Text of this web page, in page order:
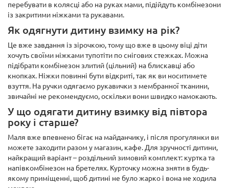
перебувати в колясці або на руках мами, підійдуть комбінезони
із закритими ніжками та рукавами.
Як одягнути дитину взимку на рік?
Це вже завдання із зірочкою, тому що вже в цьому віці діти
хочуть своїми ніжками тупотіти по снігових стежках. Можна
підібрати комбінезон злитий (цільний) на блискавці або
кнопках. Ніжки повинні бути відкриті, так як ви носитимете
взуття. На ручки одягаємо рукавички з мембранної тканини,
звичайні не рекомендуємо, оскільки вони швидко намокають.
У що одягати дитину взимку від півтора
року і старше?
Маля вже впевнено бігає на майданчику, і після прогулянки ви
можете заходити разом у магазин, кафе. Для зручності дитини,
найкращий варіант – роздільний зимовий комплект: куртка та
напівкомбінезон на бретелях. Курточку можна зняти в будь-
якому приміщенні, щоб дитині не було жарко і вона не ходила